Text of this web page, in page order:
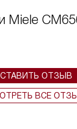
Miele
ОТЗЫВ
ВСЕ